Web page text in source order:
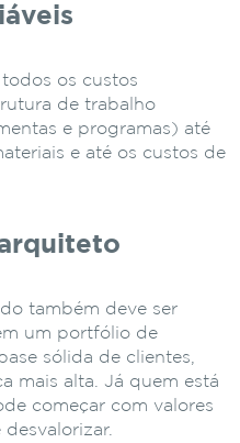
os custos
de trabalho
e programas) até
e até os custos de
também deve ser
um portfólio de
sólida de clientes,
mais alta. Já quem está
começar com valores
desvalorizar.